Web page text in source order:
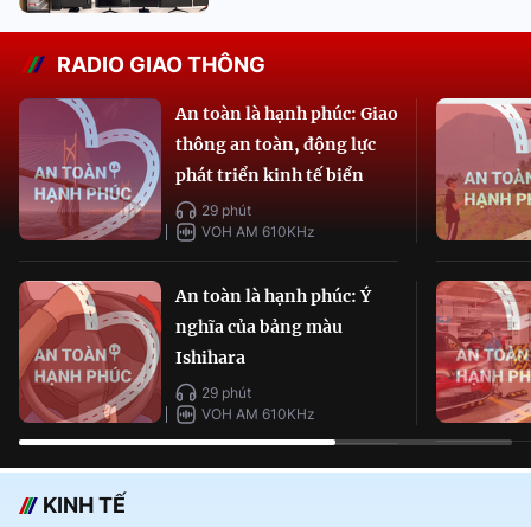
RADIO GIAO THÔNG
An toàn là hạnh phúc: Giao
thông an toàn, động lực
phát triển kinh tế biển
29 phút
VOH AM 610KHz
An toàn là hạnh phúc: Ý
nghĩa của bảng màu
Ishihara
29 phút
VOH AM 610KHz
KINH TẾ